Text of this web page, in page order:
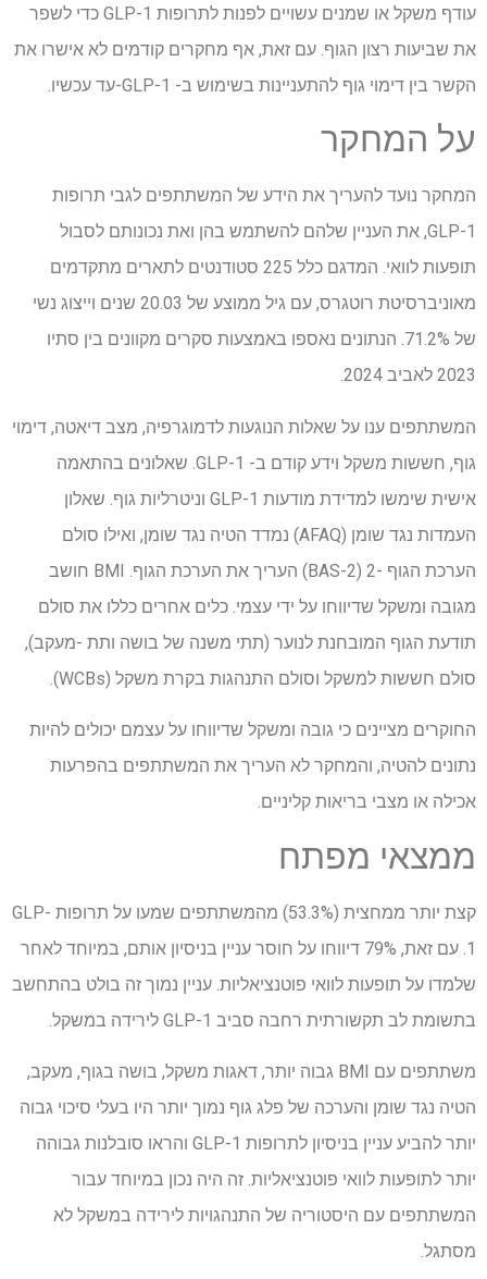
עודף משקל או שמנים עשויים לפנות לתרופות GLP-1 כדי לשפר
את שביעות רצון הגוף. עם זאת, אף מחקרים קודמים לא אישרו את
הקשר בין דימוי גוף להתעניינות בשימוש ב- GLP-1-עד עכשיו.
על המחקר
המחקר נועד להעריך את הידע של המשתתפים לגבי תרופות
GLP-1, את העניין שלהם להשתמש בהן ואת נכונותם לסבול
תופעות לוואי. המדגם כלל 225 סטודנטים לתארים מתקדמים
מאוניברסיטת רוטגרס, עם גיל ממוצע של 20.03 שנים וייצוג נשי
של 71.2%. הנתונים נאספו באמצעות סקרים מקוונים בין סתיו
2023 לאביב 2024.
המשתתפים ענו על שאלות הנוגעות לדמוגרפיה, מצב דיאטה, דימוי
גוף, חששות משקל וידע קודם ב- GLP-1. שאלונים בהתאמה
אישית שימשו למדידת מודעות GLP-1 וניטרליות גוף. שאלון
העמדות נגד שומן (AFAQ) נמדד הטיה נגד שומן, ואילו סולם
הערכת הגוף -2 (BAS-2) העריך את הערכת הגוף. BMI חושב
מגובה ומשקל שדיווחו על ידי עצמי. כלים אחרים כללו את סולם
תודעת הגוף המובחנת לנוער (תתי משנה של בושה ותת -מעקב),
סולם חששות למשקל וסולם התנהגות בקרת משקל (WCBs).
החוקרים מציינים כי גובה ומשקל שדיווחו על עצמם יכולים להיות
נתונים להטיה, והמחקר לא העריך את המשתתפים בהפרעות
אכילה או מצבי בריאות קליניים.
ממצאי מפתח
קצת יותר ממחצית (53.3%) מהמשתתפים שמעו על תרופות GLP-
1. עם זאת, 79% דיווחו על חוסר עניין בניסיון אותם, במיוחד לאחר
שלמדו על תופעות לוואי פוטנציאליות. עניין נמוך זה בולט בהתחשב
בתשומת לב תקשורתית רחבה סביב GLP-1 לירידה במשקל.
משתתפים עם BMI גבוה יותר, דאגות משקל, בושה בגוף, מעקב,
הטיה נגד שומן והערכה של פלג גוף נמוך יותר היו בעלי סיכוי גבוה
יותר להביע עניין בניסיון לתרופות GLP-1 והראו סובלנות גבוהה
יותר לתופעות לוואי פוטנציאליות. זה היה נכון במיוחד עבור
המשתתפים עם היסטוריה של התנהגויות לירידה במשקל לא
מסתגל.